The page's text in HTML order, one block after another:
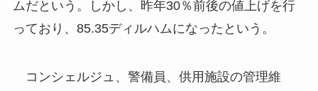
ムだという。しかし、昨年30％前後の値上げを行
っており、85.35ディルハムになったという。
コンシェルジュ、警備員、供用施設の管理維